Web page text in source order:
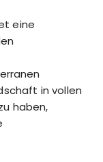
eine
in vollen
haben,